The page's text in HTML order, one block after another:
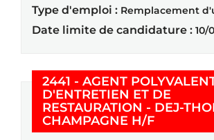
Type d'emploi : Remplacement
Date limite de candidature : 10/
2441 - AGENT
D'ENTRETIEN ET DE
RESTAURATION - DEJ-
CHAMPAGNE H/F